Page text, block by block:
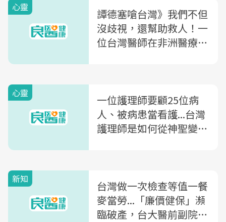
心靈
譚德塞嗆台灣》我們不但
沒歧視，還幫助救人！一
位台灣醫師在非洲醫療現
心靈
一位護理師要顧25位病
人、被病患當看護...台灣
護理師是如何從神聖變成
新知
台灣做一次檢查等值一餐
麥當勞...「廉價健保」瀕
臨破產，台大醫前副院長